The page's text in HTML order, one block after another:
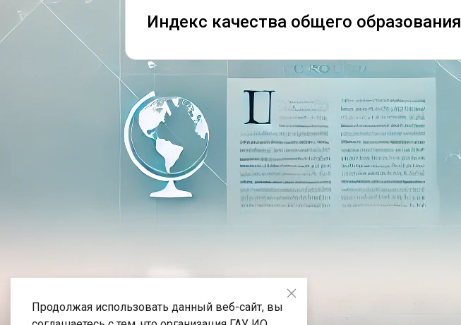
Продолжая использовать данный веб-сайт, вы
Индекс качества общего образования